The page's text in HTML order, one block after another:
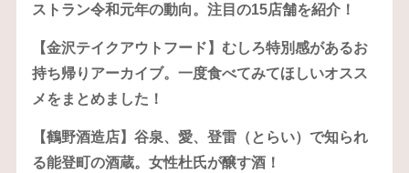
ストラン令和元年の動向。注目の15店舗を紹介！
【金沢テイクアウトフード】むしろ特別感があるお
持ち帰りアーカイブ。一度食べてみてほしいオスス
メをまとめました！
【鶴野酒造店】谷泉、愛、登雷（とらい）で知られ
る能登町の酒蔵。女性杜氏が醸す酒！